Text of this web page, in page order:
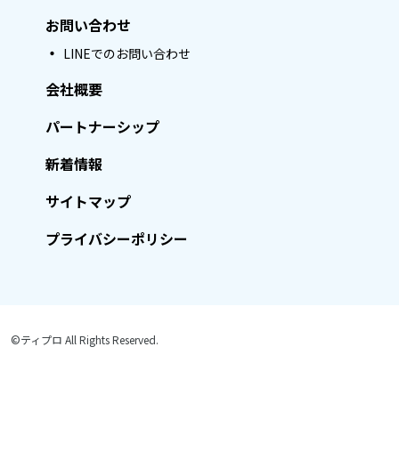
お問い合わせ
LINEでのお問い合わせ
会社概要
パートナーシップ
新着情報
サイトマップ
プライバシーポリシー
©ティプロ All Rights Reserved.